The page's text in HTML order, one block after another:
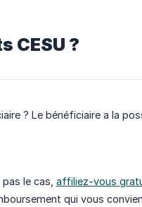
CESU ?
? Le bénéficiaire a la
le cas, affiliez-vous
qui vous